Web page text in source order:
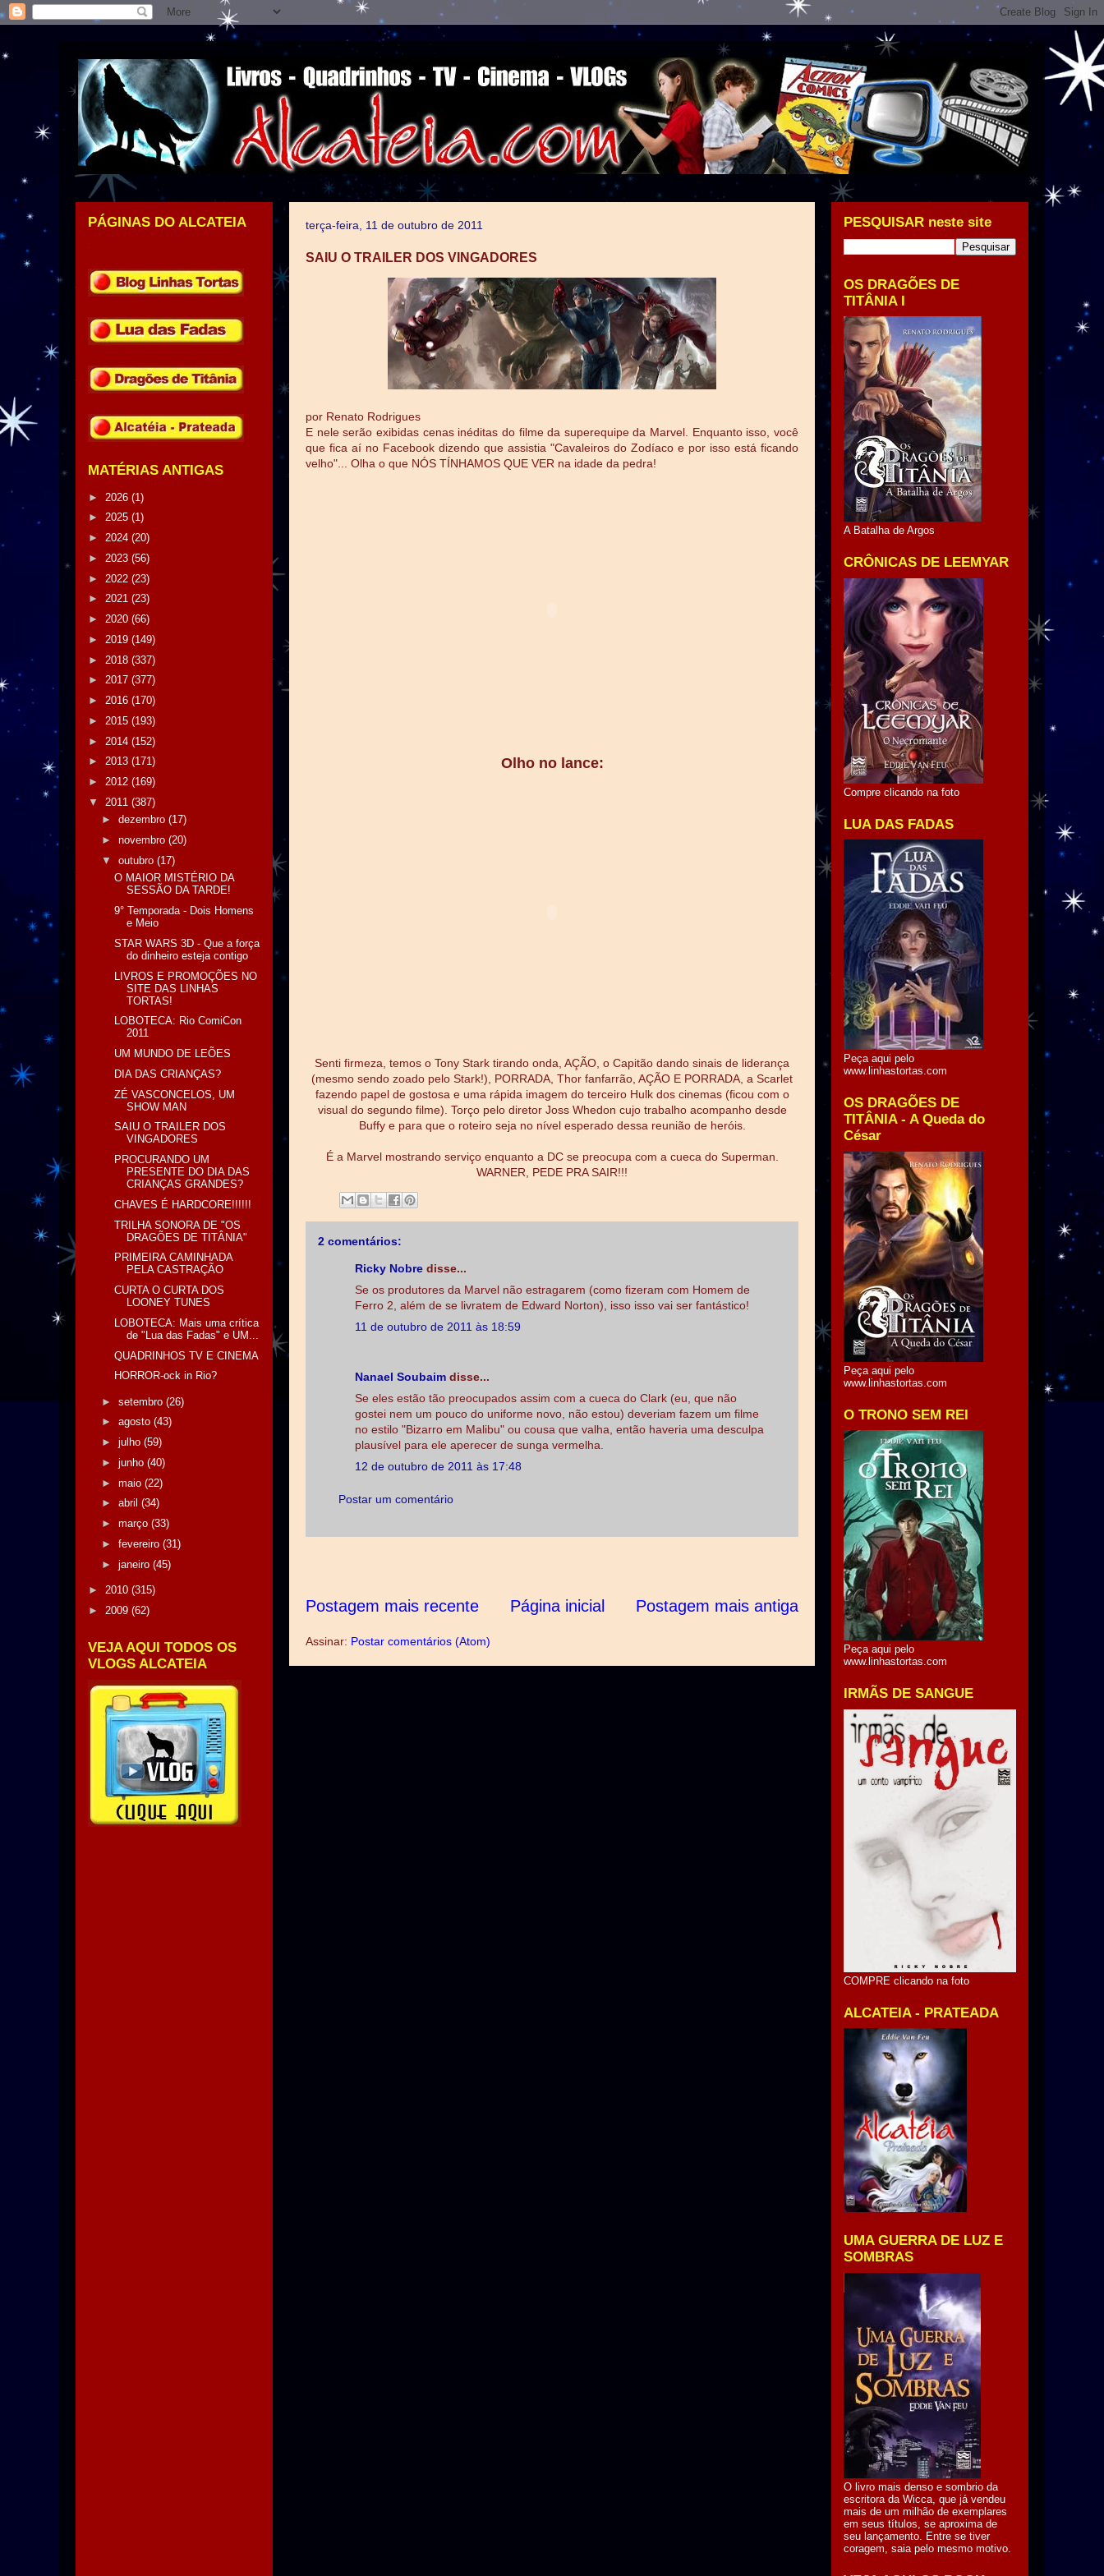
terça-feira, 11 de outubro de 2011
SAIU O TRAILER DOS VINGADORES
por Renato Rodrigues
E nele serão exibidas cenas inéditas do filme da superequipe da Marvel. Enquanto isso, você
que fica aí no Facebook dizendo que assistia "Cavaleiros do Zodíaco e por isso está ficando
velho"... Olha o que NÓS TÍNHAMOS QUE VER na idade da pedra!
Olho no lance:
Senti firmeza, temos o Tony Stark tirando onda, AÇÃO, o Capitão dando sinais de liderança
(mesmo sendo zoado pelo Stark!), PORRADA, Thor fanfarrão, AÇÃO E PORRADA, a Scarlet
fazendo papel de gostosa e uma rápida imagem do terceiro Hulk dos cinemas (ficou com o
visual do segundo filme). Torço pelo diretor Joss Whedon cujo trabalho acompanho desde
Buffy e para que o roteiro seja no nível esperado dessa reunião de heróis.
É a Marvel mostrando serviço enquanto a DC se preocupa com a cueca do Superman.
WARNER, PEDE PRA SAIR!!!
2 comentários:
Ricky Nobre disse...
Se os produtores da Marvel não estragarem (como fizeram com Homem de
Ferro 2, além de se livratem de Edward Norton), isso isso vai ser fantástico!
11 de outubro de 2011 às 18:59
Nanael Soubaim disse...
Se eles estão tão preocupados assim com a cueca do Clark (eu, que não
gostei nem um pouco do uniforme novo, não estou) deveriam fazem um filme
no estilo "Bizarro em Malibu" ou cousa que valha, então haveria uma desculpa
plausível para ele aperecer de sunga vermelha.
12 de outubro de 2011 às 17:48
Postar um comentário
Postagem mais recente Postagem mais antiga
Página inicial
Assinar: Postar comentários (Atom)
PÁGINAS DO ALCATEIA
MATÉRIAS ANTIGAS
► 2026 (1)
► 2025 (1)
► 2024 (20)
► 2023 (56)
► 2022 (23)
► 2021 (23)
► 2020 (66)
► 2019 (149)
► 2018 (337)
► 2017 (377)
► 2016 (170)
► 2015 (193)
► 2014 (152)
► 2013 (171)
► 2012 (169)
▼ 2011 (387)
► dezembro (17)
► novembro (20)
▼ outubro (17)
O MAIOR MISTÉRIO DA
SESSÃO DA TARDE!
9° Temporada - Dois Homens
e Meio
STAR WARS 3D - Que a força
do dinheiro esteja contigo
LIVROS E PROMOÇÕES NO
SITE DAS LINHAS
TORTAS!
LOBOTECA: Rio ComiCon
2011
UM MUNDO DE LEÕES
DIA DAS CRIANÇAS?
ZÉ VASCONCELOS, UM
SHOW MAN
SAIU O TRAILER DOS
VINGADORES
PROCURANDO UM
PRESENTE DO DIA DAS
CRIANÇAS GRANDES?
CHAVES É HARDCORE!!!!!!
TRILHA SONORA DE "OS
DRAGÕES DE TITÂNIA"
PRIMEIRA CAMINHADA
PELA CASTRAÇÃO
CURTA O CURTA DOS
LOONEY TUNES
LOBOTECA: Mais uma crítica
de "Lua das Fadas" e UM...
QUADRINHOS TV E CINEMA
HORROR-ock in Rio?
► setembro (26)
► agosto (43)
► julho (59)
► junho (40)
► maio (22)
► abril (34)
► março (33)
► fevereiro (31)
► janeiro (45)
► 2010 (315)
► 2009 (62)
VEJA AQUI TODOS OS
VLOGS ALCATEIA
PESQUISAR neste site
OS DRAGÕES DE
TITÂNIA I
A Batalha de Argos
CRÔNICAS DE LEEMYAR
Compre clicando na foto
LUA DAS FADAS
Peça aqui pelo
www.linhastortas.com
OS DRAGÕES DE
TITÂNIA - A Queda do
César
Peça aqui pelo
www.linhastortas.com
O TRONO SEM REI
Peça aqui pelo
www.linhastortas.com
IRMÃS DE SANGUE
COMPRE clicando na foto
ALCATEIA - PRATEADA
UMA GUERRA DE LUZ E
SOMBRAS
O livro mais denso e sombrio da
escritora da Wicca, que já vendeu
mais de um milhão de exemplares
em seus títulos, se aproxima de
seu lançamento. Entre se tiver
coragem, saia pelo mesmo motivo.